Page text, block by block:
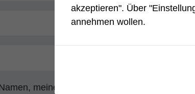
meine E-Mail-Adresse und meine
akzeptieren". Über
annehmen wollen.